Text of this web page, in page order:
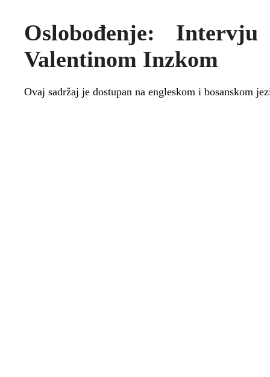
Oslobođenje:
Valentinom Inzkom
Ovaj sadržaj je dostupan na engleskom i bosanskom